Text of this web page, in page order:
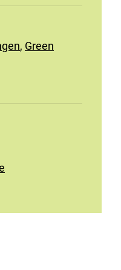
, Green